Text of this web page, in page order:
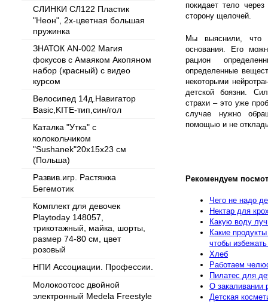
СЛИНКИ СЛ122 Пластик
"Неон", 2х-цветная большая
пружинка
ЗНАТОК AN-002 Магия
фокусов с Амаяком Акопяном
набор (красный) с видео
курсом
Велосипед 14д.Навигатор
Basic,KITE-тип,син/гол
Каталка "Утка" с
колокольчиком
"Sushanek"20х15х23 см
(Польша)
Развив.игр. Растяжка
Бегемотик
Комплект для девочек
Playtoday 148057,
трикотажный, майка, шорты,
размер 74-80 см, цвет
розовый
НПИ Ассоциации. Профессии.
Молокоотсос двойной
электронный Medela Freestyle
покидает тело
сторону щелочей.
Мы выяснили, что
основания. Его
рацион
определенные
некоторыми
детской боязни.
страхи – это уже
случае нужно
помощью и не
Рекомендуем
Чего не надо
Нектар для
Какую воду
Какие
чтобы
Хлеб
Работаем
Пилатес для
О закаливании
Детская